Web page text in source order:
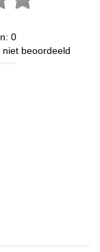
0
niet beoordeeld